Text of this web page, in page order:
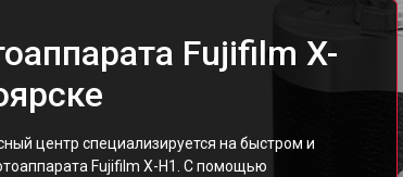
Fujifilm X-
центр специализируется на быстром и
Fujifilm X-H1. С помощью